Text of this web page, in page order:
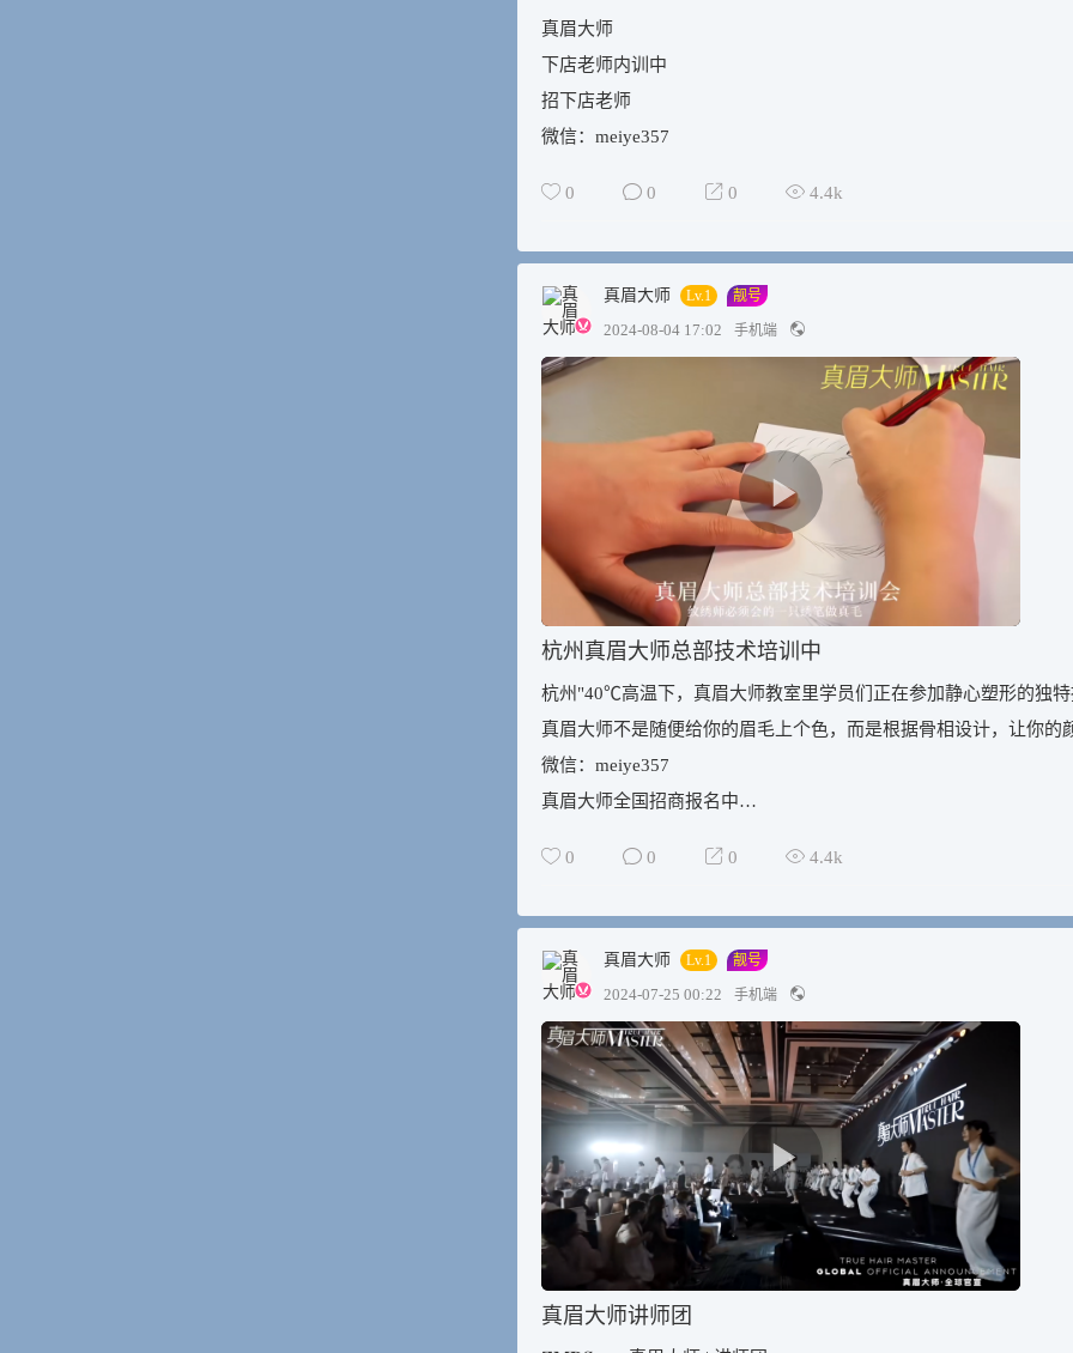
真眉大师
下店老师内训中
招下店老师
微信：meiye357
0 0 0 4.4k
真眉大师 Lv.1 靓号
2024-08-04 17:02 手机端
杭州真眉大师总部技术培训中
杭州"40℃高温下，真眉大师教室里学员们正在参加静心塑形的独
真眉大师不是随便给你的眉毛上个色，而是根据骨相设计，让你的
微信：meiye357
真眉大师全国招商报名中…
0 0 0 4.4k
真眉大师 Lv.1 靓号
2024-07-25 00:22 手机端
真眉大师讲师团